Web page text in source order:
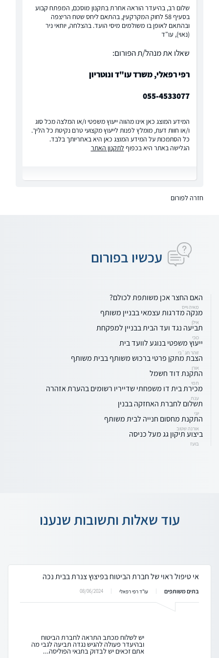
שלום רב, בהיעדר הוראה אחרת בתקנון מוסכם, המפתח קבוע
בסעיף 58 לחוק המקרקעין, בהתאם ליחס שטח הריצפה
ובהתאם לאופן בו משולמים מיסי הועד. בהצלחה, יוחאי ניר
(נאוי), עו"ד
שאלו את מנהל/ת הפורום:
רפי רפאלי, משרד עו"ד ונוטריון
055-4533077
המידע המוצג כאן אינו מהווה ייעוץ משפטי ו/או המלצה מכל סוג
ו/או חוות דעת, מומלץ לפנות לייעוץ מקצועי טרם נקיטת כל הליך.
כל הסתמכות על המידע המוצג כאן היא באחריותך בלבד.
הגלישה באתר היא בכפוף לתקנון האתר
חזרה לפורום
עכשיו בפורום
האם החצר אכן משותפת לכולם?
מאיה וייס
מנקה מדרגות עצמאי בבניין משותף
אילן
תביעה נגד ועד הבית בבניין למפקחת
כוכי
ייעוץ משפטי בנוגע לוועד בית
זוהר חג`בי
הצבת מתקן פרטי ברכוש משותף בבית משותף
אורן
התקנת דוד חשמל
תמי
מכירת בית דו משפחתי שדייריו רשומים בהערת אזהרה
ענת
תשלום לחברת האחזקה בבנין
יוני
התקנת מחסום חנייה לבית משותף
אורנה שטוב
ביצוע תיקון גג מעל כניסה
בועז
עוד שאלות ותשובות שנענו
אי טיפול ראוי של חברת הביטוח בפיצוץ צנרת בבית נכה
בתים משותפים עו"ד רפי רפאלי 08/06/2024
יש לשלוח מכתב התראה לחברת הביטוח
ובהיעדר פעולה להגיש נגדה תביעה לגבי מה
אתם זכאים יש לבדוק בתנאי הפוליסה...